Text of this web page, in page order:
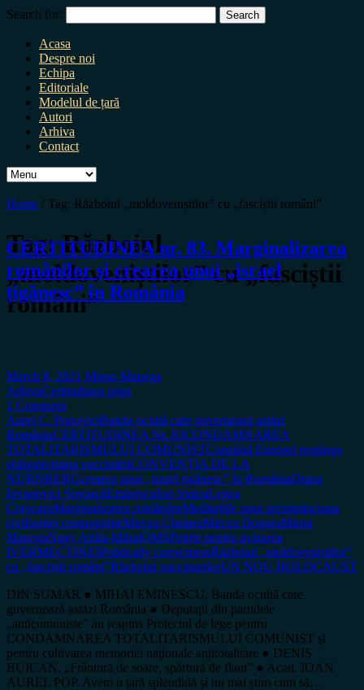
Search for:
Acasa
Despre noi
Echipa
Editoriale
Modelul de țară
Autori
Arhiva
Contact
Home / Tag: Războiul „moldoveniștilor” cu „fasciștii români”
Tag:Războiul
„moldoveniștilor” cu „fasciștii
români”
CERTITUDINEA nr. 83. Marginalizarea
românilor și crearea unui „israel
țigănesc” în România
March 8, 2021 Miron Manega
ArhivaCertitudinea print
1 Comment
Aurel C. PopoviciBanda ocultă care guvernează astăzi
RomâniaCERTITUDINEA Nr. 83CONDAMNAREA
TOTALITARISMULUI COMUNISTConsiliul Europei respinge
obligativitatea vaccinăriiCONVENȚIA DE LA
NÜRNBERGcrearea unui „israel țigănesc” în RomâniaDiana
Iovanovici ȘoșoacăEminescuIon StaicuLegea
CojocaruMarginalizarea românilorMeditațiile unui secuiminciuna
civilizației cosmopoliteMircea ChelaruMircea DogaruMiron
ManegaNagy Attila-MihaiOMSPetiție pentru avizarea
IVERMECTINEIPolitically correctnessRăzboiul „moldoveniștilor”
cu „fasciștii români”Războiul vaccinurilorUN NOU HOLOCAUST
DIN SUMAR ● MIHAI EMINESCU. Banda ocultă care
guvernează astăzi România ● Deputații din partidele
„anticomuniste” au respins Proiectul de lege pentru
CONDAMNAREA TOTALITARISMULUI COMUNIST şi
pentru cultivarea memoriei naţionale antitotalitare ● DENIS
BUICAN. „Frântură de soare, spărtură de flaut” ● Acad. IOAN
AUREL POP. Avem o țară splendidă și nu mai știm cum să…